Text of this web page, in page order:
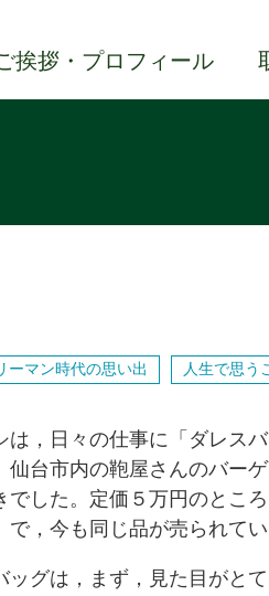
挨拶・プロフィール
ーマン時代の思い出 人生で思う
は，日々の仕事に「ダレス
仙台市内の鞄屋さんのバー
でした。定価５万円のとこ
で，今も同じ品が売られて
ッグは，まず，見た目がと